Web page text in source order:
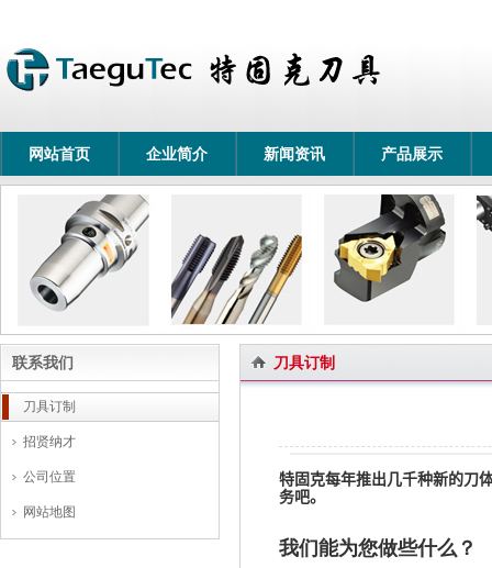
网站首页 企业简介 新闻资讯 产品展示
刀具订制
特固克每年推出几千种新的刀
务吧。
我们能为您做些什么？
联系我们
刀具订制
招贤纳才
公司位置
网站地图